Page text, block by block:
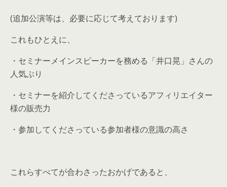
(追加公演等は、必要に応じて考えております)
これもひとえに、
・セミナーメインスピーカーを務める「井口晃」さんの
人気ぶり
・セミナーを紹介してくださっているアフィリエイター
様の販売力
・参加してくださっている参加者様の意識の高さ
これらすべてが合わさったおかげであると、